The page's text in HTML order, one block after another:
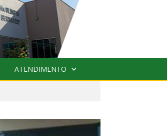
ATENDIMENTO